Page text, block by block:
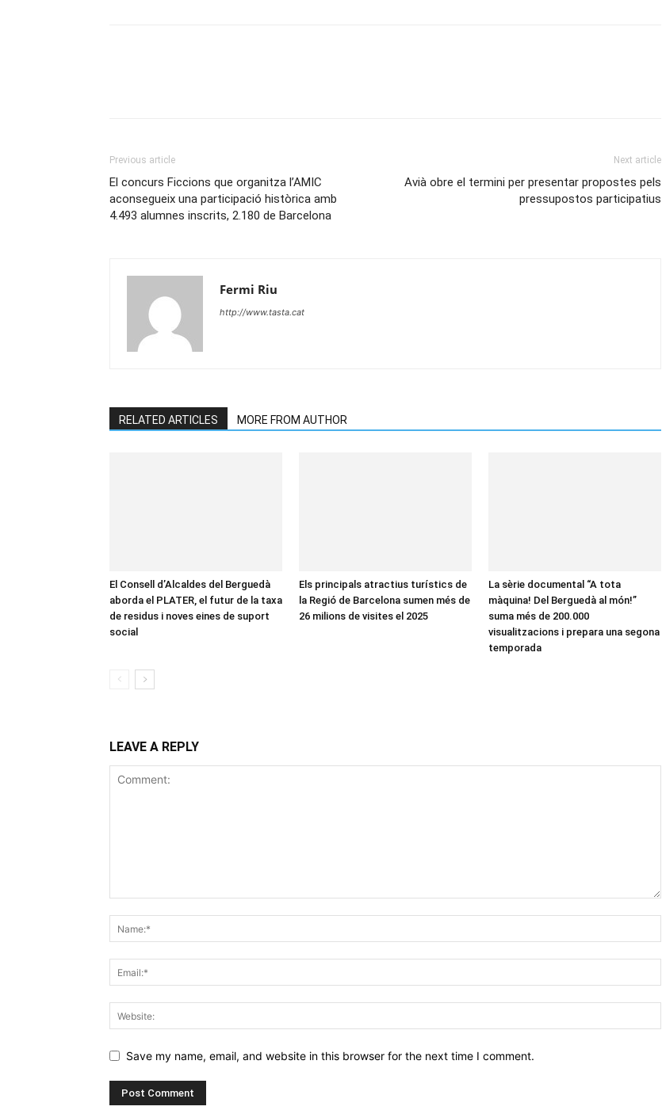
Previous article
El concurs Ficcions que organitza l’AMIC
aconsegueix una participació històrica amb
4.493 alumnes inscrits, 2.180 de Barcelona
Next article
Avià obre el termini per presentar propostes pels
pressupostos participatius
Fermi Riu
http://www.tasta.cat
RELATED ARTICLES MORE FROM AUTHOR
El Consell d’Alcaldes del Berguedà
aborda el PLATER, el futur de la taxa
de residus i noves eines de suport
social
Els principals atractius turístics de
la Regió de Barcelona sumen més de
26 milions de visites el 2025
La sèrie documental “A tota
màquina! Del Berguedà al món!”
suma més de 200.000
visualitzacions i prepara una segona
temporada
LEAVE A REPLY
Save my name, email, and website in this browser for the next time I comment.